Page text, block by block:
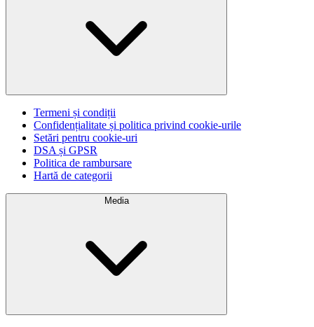
Termeni și condiții
Confidențialitate și politica privind cookie-urile
Setări pentru cookie-uri
DSA și GPSR
Politica de rambursare
Hartă de categorii
Media